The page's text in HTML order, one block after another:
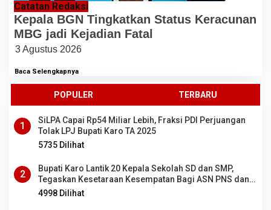
Catatan Redaksi
Kepala BGN Tingkatkan Status Keracunan
MBG jadi Kejadian Fatal
3 Agustus 2026
Baca Selengkapnya
POPULER TERBARU
1
SiLPA Capai Rp54 Miliar Lebih, Fraksi PDI Perjuangan
Tolak LPJ Bupati Karo TA 2025
5735 Dilihat
2
Bupati Karo Lantik 20 Kepala Sekolah SD dan SMP,
Tegaskan Kesetaraan Kesempatan Bagi ASN PNS dan
PPPK
4998 Dilihat